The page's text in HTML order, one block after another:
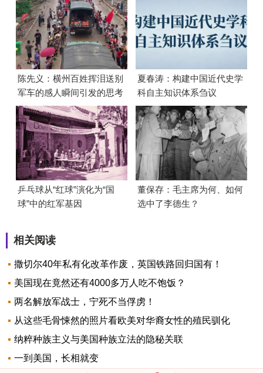
陈先义：横州百姓挥泪送别
军车的感人瞬间引发的思考
夏春涛：构建中国近代史学
科自主知识体系刍议
乒乓球从“红球”演化为“国
球”中的红军基因
董保存：毛主席为何、如何
选中了李德生？
相关阅读
撒切尔40年私有化改革作废，英国铁路回归国有！
美国现在竟然还有4000多万人吃不饱饭？
两名解放军战士，宁死不当俘虏！
从这些毛骨悚然的照片看欧美对华裔女性的殖民驯化
纳粹种族主义与美国种族立法的隐秘关联
一到美国，长相就变